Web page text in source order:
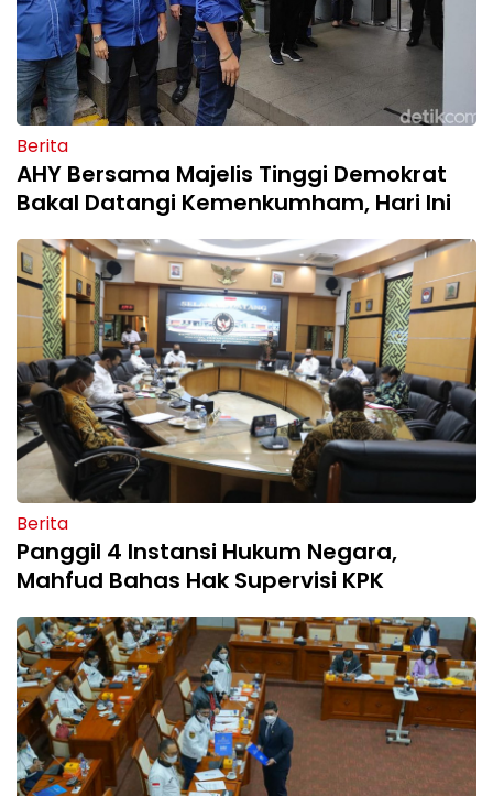
Berita
AHY Bersama Majelis Tinggi Demokrat
Bakal Datangi Kemenkumham, Hari Ini
Berita
Panggil 4 Instansi Hukum Negara,
Mahfud Bahas Hak Supervisi KPK